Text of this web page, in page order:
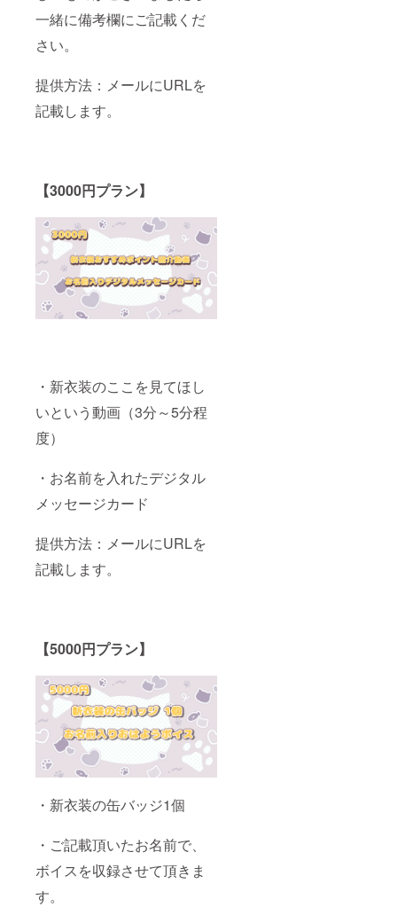
一緒に備考欄にご記載くだ
さい。
提供方法：メールにURLを
記載します。
【3000円プラン】
・新衣装のここを見てほし
いという動画（3分～5分程
度）
・お名前を入れたデジタル
メッセージカード
提供方法：メールにURLを
記載します。
【5000円プラン】
・新衣装の缶バッジ1個
・ご記載頂いたお名前で、
ボイスを収録させて頂きま
す。